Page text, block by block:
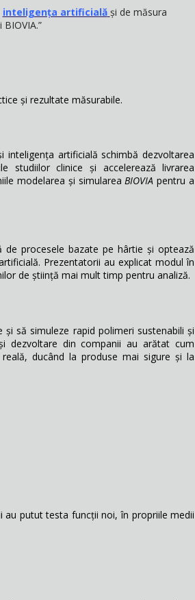
inteligența artificială și de măsura
și rezultate măsurabile.
artificială schimbă dezvoltarea
studiilor clinice și accelerează livrarea
modelarea și simulareaBIOVIA pentru a
procesele bazate pe hârtie și optează
Prezentatorii au explicat modul în
de știință mai mult timp pentru analiză.
și să simuleze rapid polimeri sustenabili și
dezvoltare din companii au arătat cum
ducând la produse mai sigure și la
putut testa funcții noi, în propriile medii